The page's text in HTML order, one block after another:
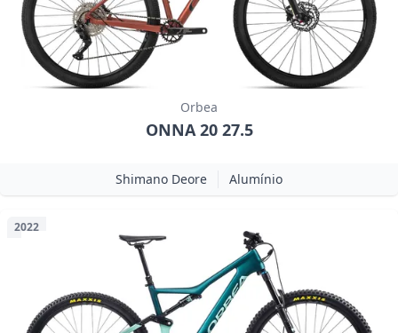
Orbea
ONNA 20 27.5
Shimano Deore Alumínio
2022